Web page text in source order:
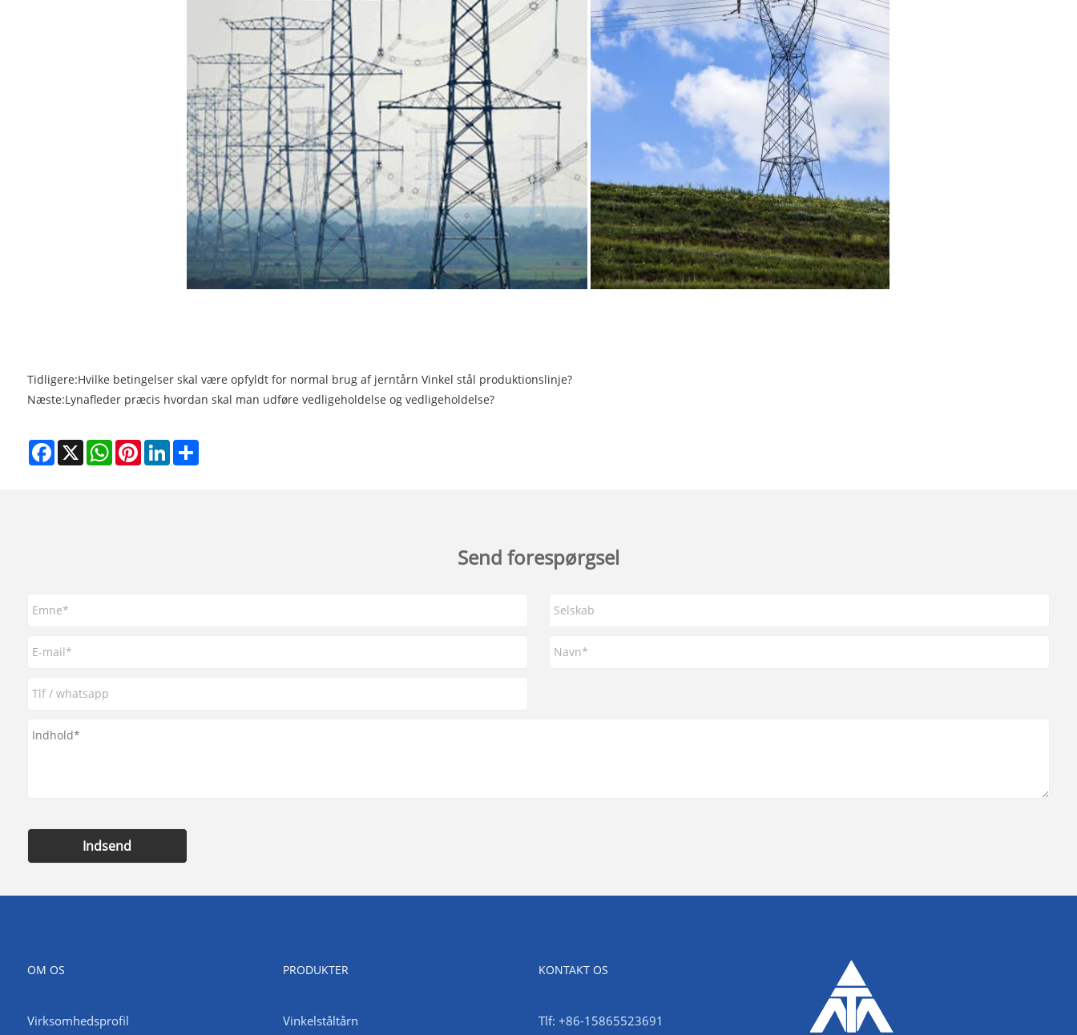
Tidligere:Hvilke betingelser skal være opfyldt for normal brug af jerntårn Vinkel stål produktionslinje?
Næste:Lynafleder præcis hvordan skal man udføre vedligeholdelse og vedligeholdelse?
Facebook
X WhatsAppPinterestLinkedInShare
Send forespørgsel
Indsend
OM OS
Virksomhedsprofil
PRODUKTER
Vinkelståltårn
KONTAKT OS
Tlf: +86-15865523691